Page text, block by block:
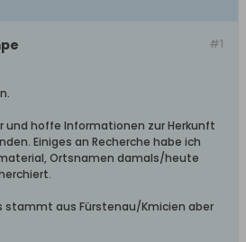
#1
und hoffe Informationen zur Herkunft
Einiges an Recherche habe ich
Ortsnamen damals/heute
stammt aus Fürstenau/Kmicien aber